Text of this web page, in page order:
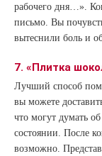
рабочего дня…».
письмо. Вы
вытеснили боль и
7. «Плитка
Лучший способ
вы можете
что могут думать
состоянии. После
возможно.